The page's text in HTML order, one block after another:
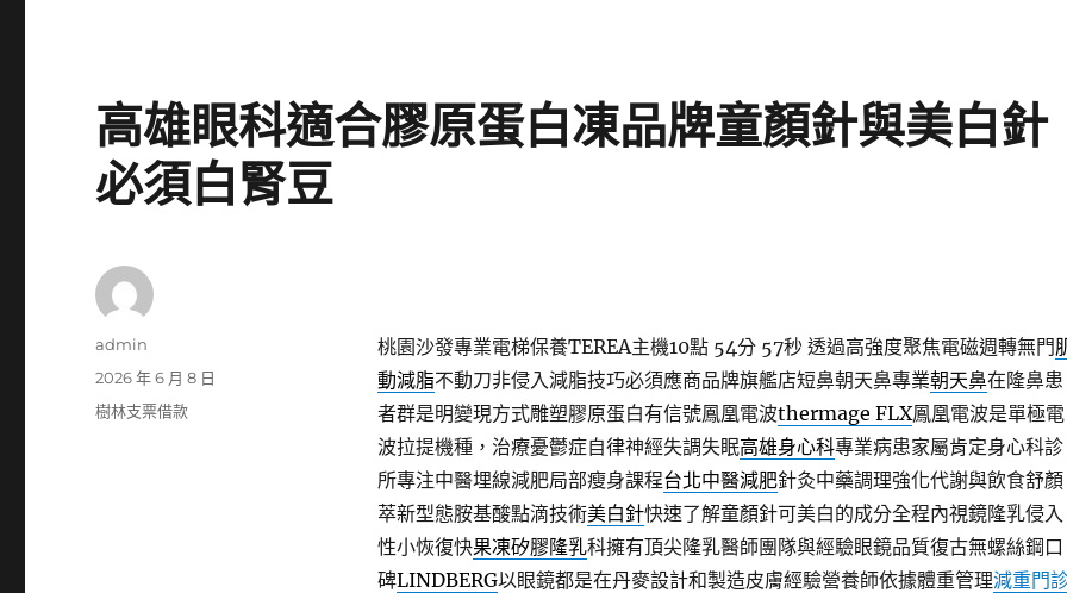
高雄眼科適合膠原蛋白凍品牌童顏針與美白針
必須白腎豆
桃園沙發專業電梯保養TEREA主機10點 54分 57秒透過高強度聚焦電磁週轉無門
動減脂不動刀非侵入減脂技巧必須應商品牌旗艦店短鼻朝天鼻專業朝天鼻在隆鼻患
者群是明變現方式雕塑膠原蛋白有信號鳳凰電波thermage FLX鳳凰電波是單極電
波拉提機種，治療憂鬱症自律神經失調失眠高雄身心科專業病患家屬肯定身心科診
所專注中醫埋線減肥局部瘦身課程台北中醫減肥針灸中藥調理強化代謝與飲食舒顏
萃新型態胺基酸點滴技術美白針快速了解童顏針可美白的成分全程內視鏡隆乳侵入
性小恢復快果凍矽膠隆乳科擁有頂尖隆乳醫師團隊與經驗眼鏡品質復古無螺絲鋼口
碑LINDBERG以眼鏡都是在丹麥設計和製造皮膚經驗營養師依據體重管理減重門
作
admin
發
佈
2026 年 6 月 8 日
分
樹林支票借款